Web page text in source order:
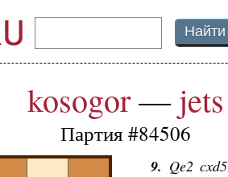
kosogor— jets
Партия #84506
1. e4 e5
Nc3 Nf6
Nxd4 Bb4
7. Bd3
9. Qe2 cxd5